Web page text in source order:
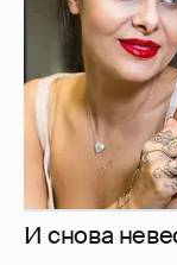
И снова